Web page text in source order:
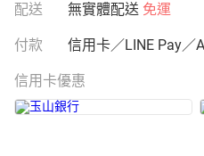
配送 無實體配送 免運
付款 信用卡／LINE Pay／
信用卡優惠